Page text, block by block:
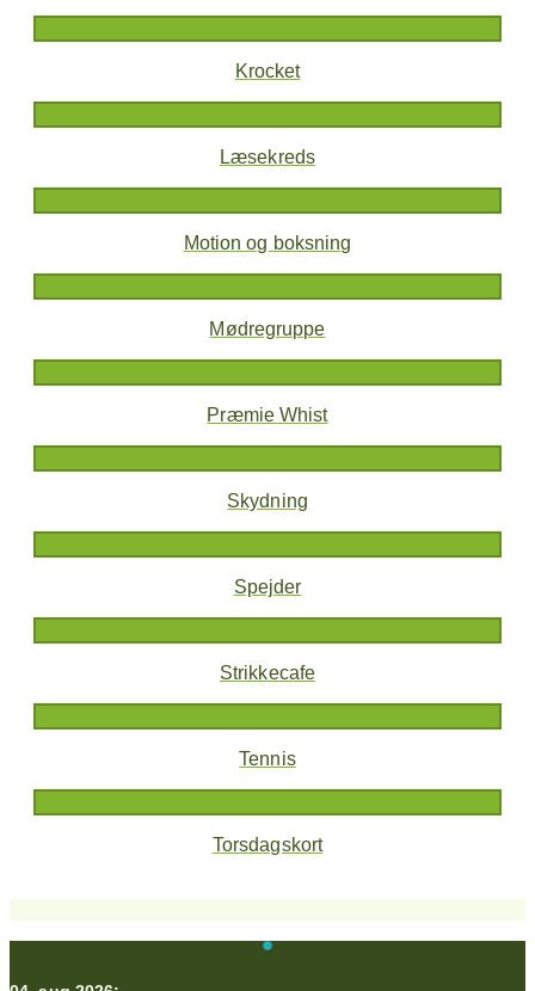
Krocket
Læsekreds
Motion og boksning
Mødregruppe
Præmie Whist
Skydning
Spejder
Strikkecafe
Tennis
Torsdagskort